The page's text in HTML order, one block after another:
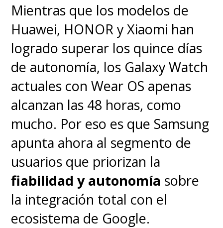
Mientras que los modelos de
Huawei, HONOR y Xiaomi han
logrado superar los quince días
de autonomía, los Galaxy Watch
actuales con Wear OS apenas
alcanzan las 48 horas, como
mucho. Por eso es que Samsung
apunta ahora al segmento de
usuarios que priorizan la
fiabilidad y autonomía sobre
la integración total con el
ecosistema de Google.